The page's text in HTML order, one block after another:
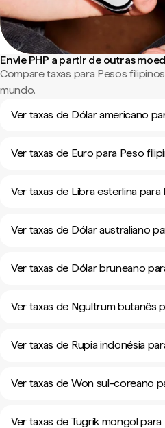
Envie PHP a partir de outras
Compare taxas para Pesos
mundo.
Ver taxas de Dólar americano
Ver taxas de Euro para Peso
Ver taxas de Libra esterlina para
Ver taxas de Dólar australiano
Ver taxas de Dólar bruneano
Ver taxas de Ngultrum butanês
Ver taxas de Rupia indonésia
Ver taxas de Won sul-coreano
Ver taxas de Tugrik mongol